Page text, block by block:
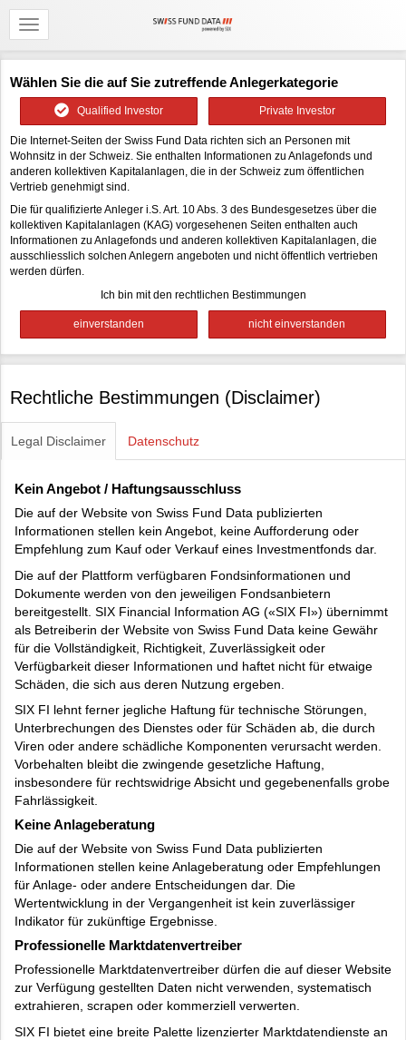
Wählen Sie die auf Sie zutreffende Anlegerkategorie
Qualified Investor Private Investor
Die Internet-Seiten der Swiss Fund Data richten sich an Personen mit
Wohnsitz in der Schweiz. Sie enthalten Informationen zu Anlagefonds und
anderen kollektiven Kapitalanlagen, die in der Schweiz zum öffentlichen
Vertrieb genehmigt sind.
Die für qualifizierte Anleger i.S. Art. 10 Abs. 3 des Bundesgesetzes über die
kollektiven Kapitalanlagen (KAG) vorgesehenen Seiten enthalten auch
Informationen zu Anlagefonds und anderen kollektiven Kapitalanlagen, die
ausschliesslich solchen Anlegern angeboten und nicht öffentlich vertrieben
werden dürfen.
Ich bin mit den rechtlichen Bestimmungen
Rechtliche Bestimmungen (Disclaimer)
Legal Disclaimer Datenschutz
Kein Angebot / Haftungsausschluss
Die auf der Website von Swiss Fund Data publizierten
Informationen stellen kein Angebot, keine Aufforderung oder
Empfehlung zum Kauf oder Verkauf eines Investmentfonds dar.
Die auf der Plattform verfügbaren Fondsinformationen und
Dokumente werden von den jeweiligen Fondsanbietern
bereitgestellt. SIX Financial Information AG («SIX FI») übernimmt
als Betreiberin der Website von Swiss Fund Data keine Gewähr
für die Vollständigkeit, Richtigkeit, Zuverlässigkeit oder
Verfügbarkeit dieser Informationen und haftet nicht für etwaige
Schäden, die sich aus deren Nutzung ergeben.
SIX FI lehnt ferner jegliche Haftung für technische Störungen,
Unterbrechungen des Dienstes oder für Schäden ab, die durch
Viren oder andere schädliche Komponenten verursacht werden.
Vorbehalten bleibt die zwingende gesetzliche Haftung,
insbesondere für rechtswidrige Absicht und gegebenenfalls grobe
Fahrlässigkeit.
Keine Anlageberatung
Die auf der Website von Swiss Fund Data publizierten
Informationen stellen keine Anlageberatung oder Empfehlungen
für Anlage- oder andere Entscheidungen dar. Die
Wertentwicklung in der Vergangenheit ist kein zuverlässiger
Indikator für zukünftige Ergebnisse.
Professionelle Marktdatenvertreiber
Professionelle Marktdatenvertreiber dürfen die auf dieser Website
zur Verfügung gestellten Daten nicht verwenden, systematisch
extrahieren, scrapen oder kommerziell verwerten.
SIX FI bietet eine breite Palette lizenzierter Marktdatendienste an